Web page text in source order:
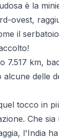
è la
ovest,
il
7.517 km,
delle
tocco in
Che sia
l'India